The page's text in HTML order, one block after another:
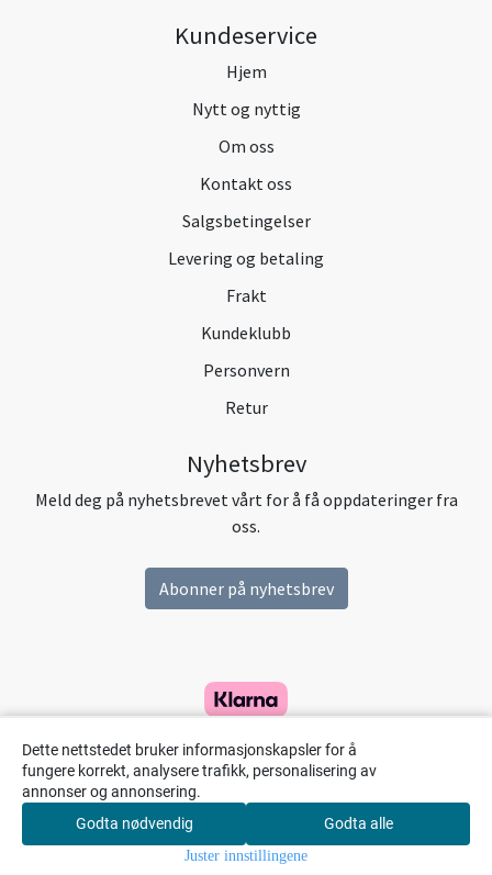
Søk
Kundeservice
Hjem
Nytt og nyttig
Om oss
Kontakt oss
Salgsbetingelser
Levering og betaling
Frakt
Kundeklubb
Personvern
Retur
Nyhetsbrev
Meld deg på nyhetsbrevet vårt for å få oppdateringer fra
oss.
Abonner på nyhetsbrev
Dette nettstedet bruker informasjonskapsler for å
fungere korrekt, analysere trafikk, personalisering av
annonser og annonsering.
Godta nødvendig
Godta alle
Juster innstillingene